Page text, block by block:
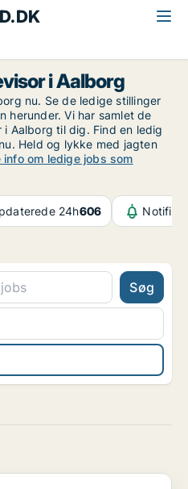
i Aalborg
nu. Se de ledige stillinger
herunder. Vi har samlet de
Aalborg til dig. Find en ledig
Held og lykke med jagten
info om ledige jobs som
24h606
Søg
din karriere ...